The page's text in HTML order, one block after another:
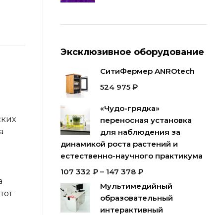
Эксклюзивное оборудование
СитиФермер ANROtech
524 975 ₽
«Чудо-грядка»
переносная установка
для наблюдения за
динамикой роста растений и
естественно-научного практикума
107 332 ₽– 147 378 ₽
Мультимедийный
образовательный
интерактивный